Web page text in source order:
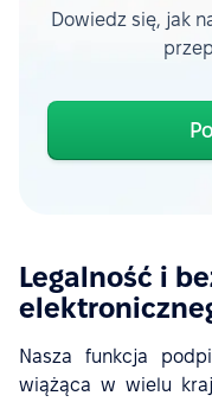
Dowiedz się, jak
Legalność i
Nasza funkcja
wiążąca w wielu